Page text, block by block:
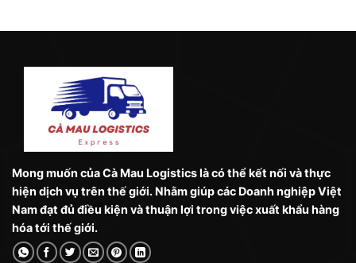
Mong muốn của Cà Mau Logistics là có thể kết nối và thực
hiện dịch vụ trên thế giới. Nhằm giúp các Doanh nghiệp Việt
Nam đạt đủ điều kiện và thuận lợi trong việc xuất khẩu hàng
hóa tới thế giới.